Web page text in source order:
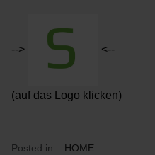
--> <--
(auf das Logo klicken)
Posted in: HOME